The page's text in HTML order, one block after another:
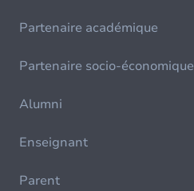
Partenaire académique
Partenaire socio-économique
Alumni
Enseignant
Parent